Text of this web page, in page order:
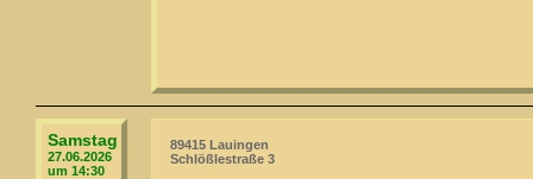
Samstag
27.06.2026
um 14:30
89415 Lauingen
Schlößlestraße 3